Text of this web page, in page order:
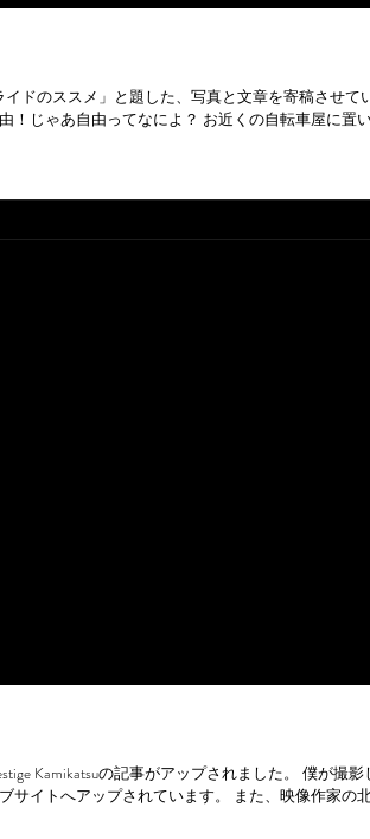
ドのススメ」と題した、写真と文章を寄稿させてい
じゃあ自由ってなによ？ お近くの自転車屋に置い
Kamikatsuの記事がアップされました。 僕が撮影
イトへアップされています。 また、映像作家の北